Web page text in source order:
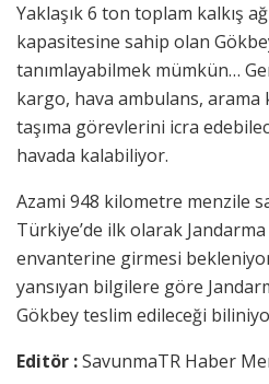
Yaklaşık 6 ton toplam kalkış
kapasitesine sahip olan
tanımlayabilmek mümkün…
kargo, hava ambulans, arama
taşıma görevlerini icra
havada kalabiliyor.
Azami 948 kilometre menzile
Türkiye’de ilk olarak Jandarma
envanterine girmesi
yansıyan bilgilere göre
Gökbey teslim edileceği
Editör :SavunmaTR Haber